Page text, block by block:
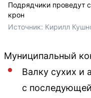
Подрядчики проведут
крон
Источник: Кирилл
Муниципальный
Валку сухих и
с